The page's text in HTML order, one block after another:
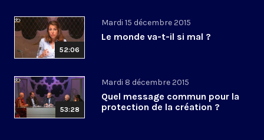
52:06
Mardi 15 décembre 2015
Le monde va-t-il si mal ?
53:28
Mardi 8 décembre 2015
Quel message commun pour la
protection de la création ?